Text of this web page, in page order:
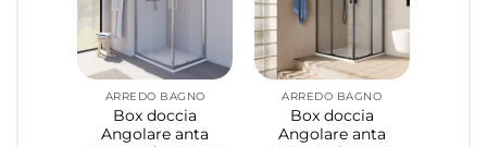
ARREDO BAGNO
Box doccia
Angolare anta
ARREDO BAGNO
Box doccia
Angolare anta